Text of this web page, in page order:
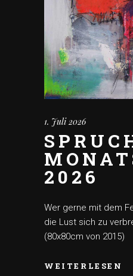
1. Juli 2026
2026
Wer gerne mit dem
die Lust sich zu
(80x80cm von 2015)
WEITERLESEN